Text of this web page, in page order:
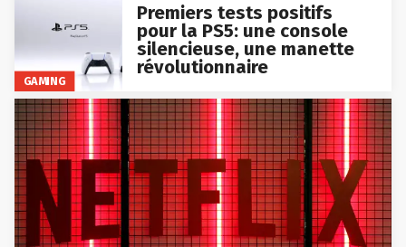
GAMING
Premiers tests positifs
pour la PS5: une console
silencieuse, une manette
révolutionnaire